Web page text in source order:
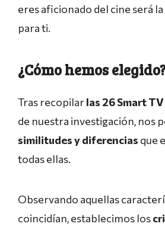
eres aficionado del cine será
para ti.
¿Cómo hemos
Tras recopilarlas 26 Smart
de nuestra investigación, nos
similitudes y diferencias que
todas ellas.
Observando aquellas
coincidían, establecimos los